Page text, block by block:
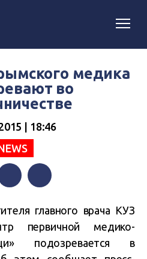
медика
во
| 18:46
главного врача КУЗ
первичной медико-
подозревается в